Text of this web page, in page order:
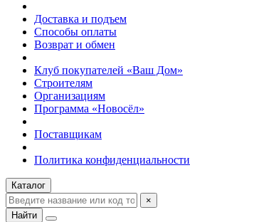
Доставка и подъем
Способы оплаты
Возврат и обмен
Клуб покупателей «Ваш Дом»
Строителям
Организациям
Программа «Новосёл»
Поставщикам
Политика конфиденциальности
Каталог
×
Найти